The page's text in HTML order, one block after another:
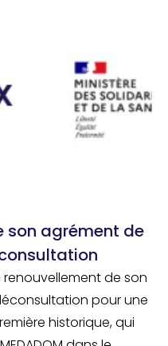
son agrément de
renouvellement de son
pour une
historique, qui